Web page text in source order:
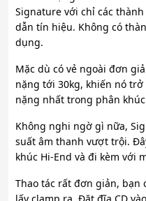
Signature với chỉ các
dẫn tín hiệu. Không có
dụng.
Mặc dù có vẻ ngoài đơn
nặng tới 30kg, khiến nó
nặng nhất trong phân
Không nghi ngờ gì nữa,
suất âm thanh vượt trội.
khúc Hi-End và đi kèm với
Thao tác rất đơn giản, bạn